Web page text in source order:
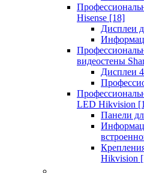
Hisense [18]
Дисплеи
видеостены
Дисплеи
LED Hikvision
Панели
Hikvision